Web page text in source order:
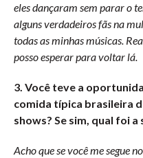
eles dançaram sem parar o
alguns verdadeiros fãs na
todas as minhas músicas.
posso esperar para voltar lá.
3. Você teve a
comida típica brasileira
shows? Se sim, qual foi
Acho que se você me segue